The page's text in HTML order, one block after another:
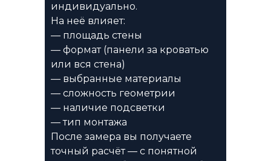
индивидуально.
На неё влияет:
— площадь стены
— формат (панели за кроватью
или вся стена)
— выбранные материалы
— сложность геометрии
— наличие подсветки
— тип монтажа
После замера вы получаете
точный расчёт — с понятной